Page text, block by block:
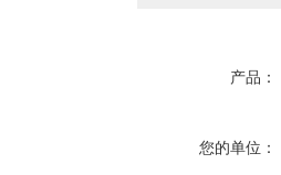
产品：
您的单位：